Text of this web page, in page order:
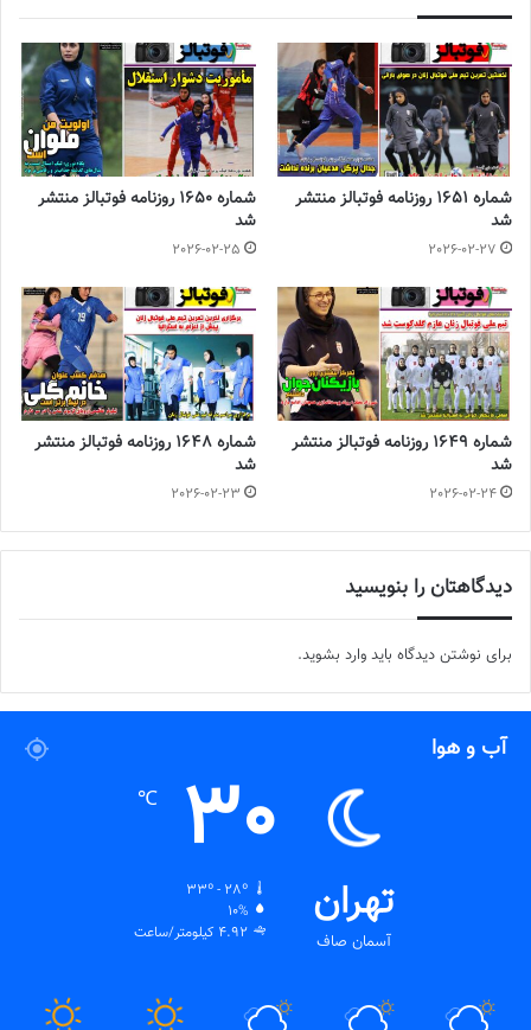
برچسب ها روزنامه فوتبالز روزنامه ورزشی
شماره 1651 روزنامه فوتبالز منتشر
شد
2026-02-27
شماره 1650 روزنامه فوتبالز منتشر
شد
2026-02-25
شماره 1649 روزنامه فوتبالز منتشر
شد
2026-02-24
شماره 1648 روزنامه فوتبالز منتشر
شد
2026-02-23
دیدگاهتان را بنویسید
برای نوشتن دیدگاه باید وارد بشوید.
آب و هوا
تهران
آسمان صاف
30
℃
33º - 28º
10%
4.92 کیلومتر/ساعت